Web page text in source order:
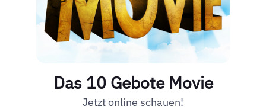
Das 10 Gebote Movie
Jetzt online schauen!